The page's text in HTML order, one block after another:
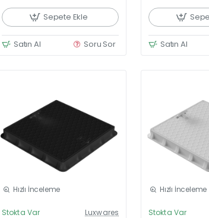
Sepete Ekle
Satın Al Soru Sor Satın Al
Hızlı İnceleme
Stokta Var Luxwares
Hızlı İnceleme
Stokta Var